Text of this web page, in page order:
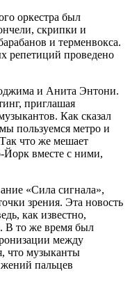
оркестра был
скрипки и
и терменвокса.
репетиций проведено
и Анита Энтони.
приглашая
Как сказал
пользуемся метро и
что же мешает
вместе с ними,
«Сила сигнала»,
зрения. Эта новость
как известно,
В то же время был
между
что музыканты
пальцев